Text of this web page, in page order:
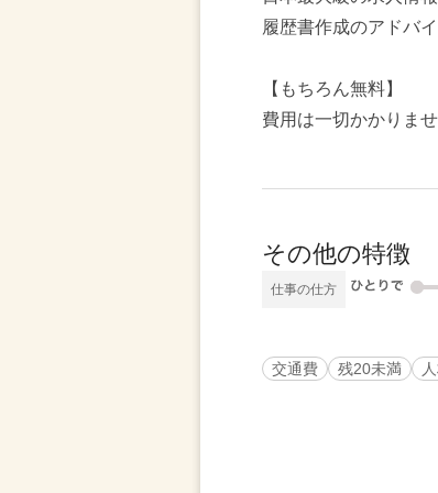
履歴書作成のアドバ
【もちろん無料】
費用は一切かかりませ
その他の特徴
仕事の仕方
交通費 残20未満